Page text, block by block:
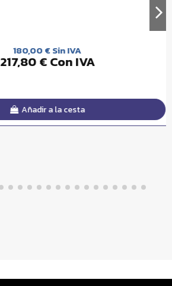
180,00 € Sin IVA
217,80 € Con IVA
Añadir a la cesta